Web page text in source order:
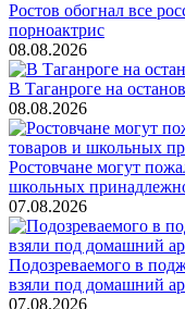
Ростов обогнал все
порноактрис
08.08.2026
В Таганроге на
08.08.2026
Ростовчане могут
школьных
07.08.2026
Подозреваемого в
взяли под домашний
07.08.2026